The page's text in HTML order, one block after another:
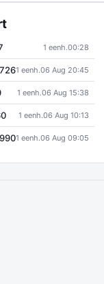
1 eenh.00:28
1 eenh.06 Aug 20:45
1 eenh.06 Aug 15:38
1 eenh.06 Aug 10:13
1 eenh.06 Aug 09:05